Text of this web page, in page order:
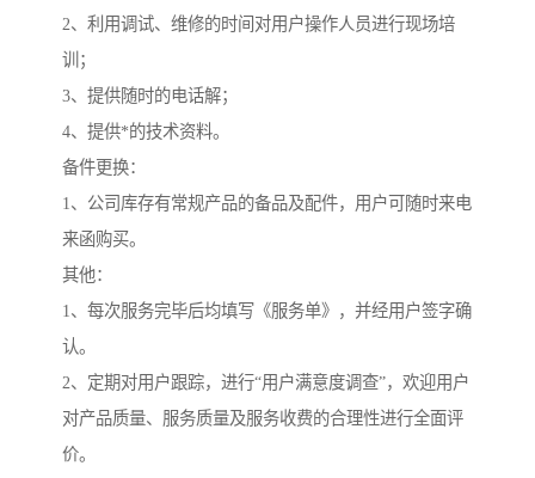
2、利用调试、维修的时间对用户操作人员进行现场培
训；
3、提供随时的电话解；
4、提供*的技术资料。
备件更换：
1、公司库存有常规产品的备品及配件，用户可随时来电
来函购买。
其他：
1、每次服务完毕后均填写《服务单》，并经用户签字确
认。
2、定期对用户跟踪，进行“用户满意度调查”，欢迎用户
对产品质量、服务质量及服务收费的合理性进行全面评
价。